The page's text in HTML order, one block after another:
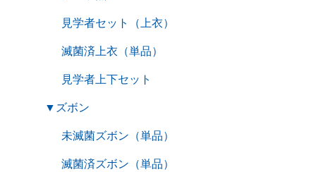
見学者セット（上衣）
滅菌済上衣（単品）
見学者上下セット
▼ ズボン
未滅菌ズボン（単品）
滅菌済ズボン（単品）